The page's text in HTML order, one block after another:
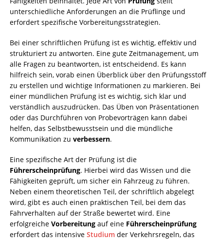
unterschiedliche Anforderungen an die Prüflinge und
erfordert spezifische Vorbereitungsstrategien.
Bei einer schriftlichen Prüfung ist es wichtig, effektiv und
strukturiert zu antworten. Eine gute Zeitmanagement, um
alle Fragen zu beantworten, ist entscheidend. Es kann
hilfreich sein, vorab einen Überblick über den Prüfungsstoff
zu erstellen und wichtige Informationen zu markieren. Bei
einer mündlichen Prüfung ist es wichtig, sich klar und
verständlich auszudrücken. Das Üben von Präsentationen
oder das Durchführen von Probevorträgen kann dabei
helfen, das Selbstbewusstsein und die mündliche
Kommunikation zu verbessern.
Eine spezifische Art der Prüfung ist die
Führerscheinprüfung. Hierbei wird das Wissen und die
Fähigkeiten geprüft, um sicher ein Fahrzeug zu führen.
Neben einem theoretischen Teil, der schriftlich abgelegt
wird, gibt es auch einen praktischen Teil, bei dem das
Fahrverhalten auf der Straße bewertet wird. Eine
erfolgreiche Vorbereitung auf eine Führerscheinprüfung
erfordert das intensive Studium der Verkehrsregeln, das